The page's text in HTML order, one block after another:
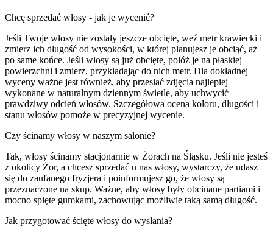
Chcę sprzedać włosy - jak je wycenić?
Jeśli Twoje włosy nie zostały jeszcze obcięte, weź metr krawiecki i
zmierz ich długość od wysokości, w której planujesz je obciąć, aż
po same końce. Jeśli włosy są już obcięte, połóż je na płaskiej
powierzchni i zmierz, przykładając do nich metr. Dla dokładnej
wyceny ważne jest również, aby przesłać zdjęcia najlepiej
wykonane w naturalnym dziennym świetle, aby uchwycić
prawdziwy odcień włosów. Szczegółowa ocena koloru, długości i
stanu włosów pomoże w precyzyjnej wycenie.
Czy ścinamy włosy w naszym salonie?
Tak, włosy ścinamy stacjonarnie w Żorach na Śląsku. Jeśli nie jesteś
z okolicy Żor, a chcesz sprzedać u nas włosy, wystarczy, że udasz
się do zaufanego fryzjera i poinformujesz go, że włosy są
przeznaczone na skup. Ważne, aby włosy były obcinane partiami i
mocno spięte gumkami, zachowując możliwie taką samą długość.
Jak przygotować ścięte włosy do wysłania?